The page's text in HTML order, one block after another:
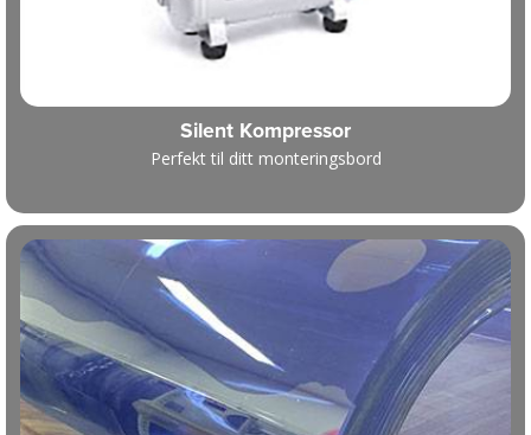
Silent Kompressor
Perfekt til ditt monteringsbord